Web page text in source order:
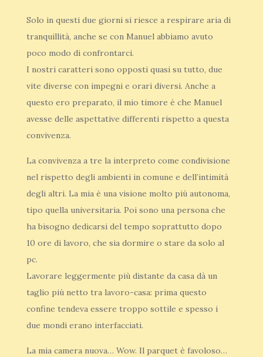
Solo in questi due giorni si riesce a respirare aria di
tranquillità, anche se con Manuel abbiamo avuto
poco modo di confrontarci.
I nostri caratteri sono opposti quasi su tutto, due
vite diverse con impegni e orari diversi. Anche a
questo ero preparato, il mio timore è che Manuel
avesse delle aspettative differenti rispetto a questa
convivenza.
La convivenza a tre la interpreto come condivisione
nel rispetto degli ambienti in comune e dell’intimità
degli altri. La mia è una visione molto più autonoma,
tipo quella universitaria. Poi sono una persona che
ha bisogno dedicarsi del tempo soprattutto dopo
10 ore di lavoro, che sia dormire o stare da solo al
pc.
Lavorare leggermente più distante da casa dà un
taglio più netto tra lavoro-casa: prima questo
confine tendeva essere troppo sottile e spesso i
due mondi erano interfacciati.
La mia camera nuova… Wow. Il parquet è favoloso…